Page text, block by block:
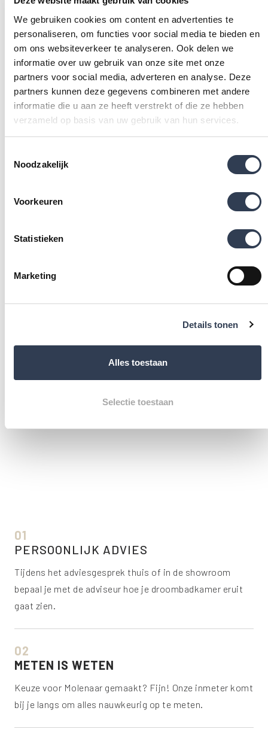
We gebruiken cookies om content en advertenties te
personaliseren, om functies voor social media te bieden en
om ons websiteverkeer te analyseren. Ook delen we
informatie over uw gebruik van onze site met onze
partners voor social media, adverteren en analyse. Deze
partners kunnen deze gegevens combineren met andere
informatie die u aan ze heeft verstrekt of die ze hebben
verzameld op basis van uw gebruik van hun services.
Noodzakelijk
Voorkeuren
Statistieken
Marketing
Details tonen
Alles toestaan
Selectie toestaan
Doucherenovatie extraBINNEN 2-3 DAGEN
Complete badkamerrenovatieBINNEN 4-5 DAGEN
ONZE AANPAK EN WERKWIJZE
dag gerealiseerd! Dit is enkel mogelijk dankzij ons team
van ware professionals, de vakmensen van Molenaar.
Voor ons is een gedegen voorbereiding niet slechts de
helft, maar 80% van het werk. Wij nemen het gehele
levendige centrum woont bij het Buitenhof, in
Het montageteam van Molenaar heeft uitgebreide
het verwijderen van het oude bad of de douche en
01
PERSOONLIJK ADVIES
Tijdens het adviesgesprek thuis of in de showroom
bepaal je met de adviseur hoe je droombadkamer eruit
gaat zien.
02
METEN IS WETEN
Keuze voor Molenaar gemaakt? Fijn! Onze inmeter komt
bij je langs om alles nauwkeurig op te meten.